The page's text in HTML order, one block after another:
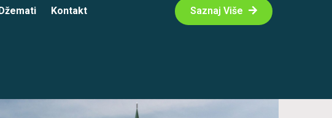
Kontakt Saznaj Više